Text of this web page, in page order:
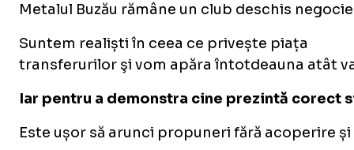
Metalul Buzău rămâne un club deschis
Suntem realiști în ceea ce privește piața
transferurilor şi vom apăra întotdeauna atât
Iar pentru a demonstra cine prezintă corect
Este ușor să arunci propuneri fără acoperire